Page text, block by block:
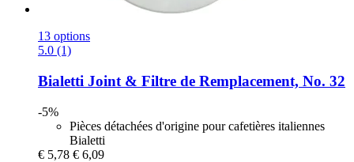
13 options
5.0 (1)
Bialetti Joint & Filtre de Remplacement, No. 32
-5%
Pièces détachées d'origine pour cafetières italiennes
Bialetti
€ 5,78 € 6,09